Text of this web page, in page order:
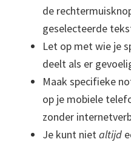
de
geselecteerde
Let op met wie je
deelt als er
Maak specifieke
op je mobiele
zonder
Je kunt nietaltijd